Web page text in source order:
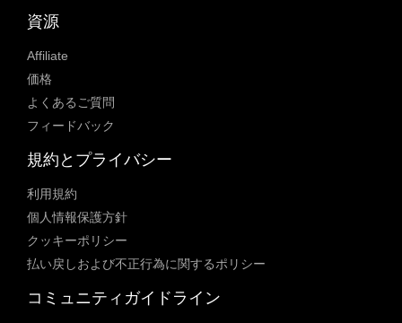
資源
Affiliate
価格
よくあるご質問
フィードバック
規約とプライバシー
利用規約
個人情報保護方針
クッキーポリシー
払い戻しおよび不正行為に関するポリシー
コミュニティガイドライン